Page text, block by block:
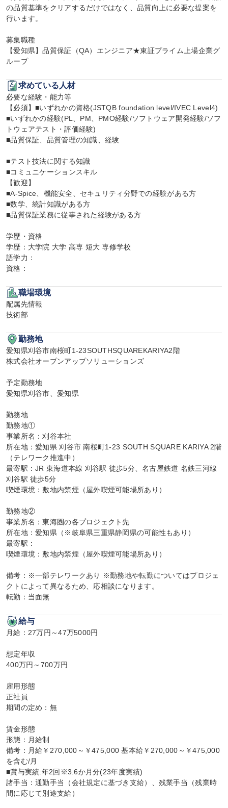
の品質基準をクリアするだけではなく、品質向上に必要な提案を
行います。
募集職種
【愛知県】品質保証（QA）エンジニア★東証プライム上場企業グ
ループ
求めている人材
必要な経験・能力等
【必須】■いずれかの資格(JSTQB foundation level/IVEC Level4)
■いずれかの経験(PL、PM、PMO経験/ソフトウェア開発経験/ソフ
トウェアテスト・評価経験)
■品質保証、品質管理の知識、経験
■テスト技法に関する知識
■コミュニケーションスキル
【歓迎】
■A-Spice、機能安全、セキュリティ分野での経験がある方
■数学、統計知識がある方
■品質保証業務に従事された経験がある方
学歴・資格
学歴：大学院 大学 高専 短大 専修学校
語学力：
資格：
職場環境
配属先情報
技術部
勤務地
愛知県刈谷市南桜町1-23SOUTHSQUAREKARIYA2階
株式会社オープンアップソリューションズ
予定勤務地
愛知県刈谷市、愛知県
勤務地
勤務地①
事業所名：刈谷本社
所在地：愛知県 刈谷市 南桜町1-23 SOUTH SQUARE KARIYA 2階
（テレワーク推進中）
最寄駅：JR 東海道本線 刈谷駅 徒歩5分、名古屋鉄道 名鉄三河線
刈谷駅 徒歩5分
喫煙環境：敷地内禁煙（屋外喫煙可能場所あり）
勤務地②
事業所名：東海圏の各プロジェクト先
所在地：愛知県（※岐阜県三重県静岡県の可能性もあり）
最寄駅：
喫煙環境：敷地内禁煙（屋外喫煙可能場所あり）
備考：※一部テレワークあり ※勤務地や転勤についてはプロジェ
クトによって異なるため、応相談になります。
転勤：当面無
給与
月給：27万円～47万5000円
想定年収
400万円～700万円
雇用形態
正社員
期間の定め：無
賃金形態
形態：月給制
備考：月給￥270,000～￥475,000 基本給￥270,000～￥475,000
を含む/月
■賞与実績:年2回※3.6か月分(23年度実績)
諸手当：通勤手当（会社規定に基づき支給）、残業手当（残業時
間に応じて別途支給）